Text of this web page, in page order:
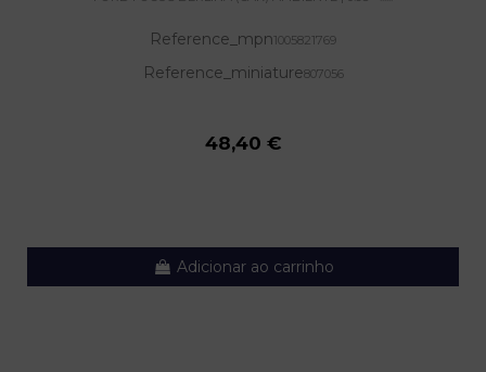
Reference_mpn1005821769
Reference_miniature807056
48,40 €
Adicionar ao carrinho